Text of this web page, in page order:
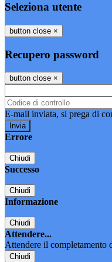
Seleziona utente
button close ×
Recupero password
button close ×
E-mail inviata, si prega di
Errore
Chiudi
Successo
Chiudi
Informazione
Chiudi
Attendere...
Attendere il completamento
Chiudi